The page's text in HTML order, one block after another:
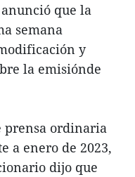
que la
semana
y
la emisiónde
prensa ordinaria
a enero de 2023,
dijo que